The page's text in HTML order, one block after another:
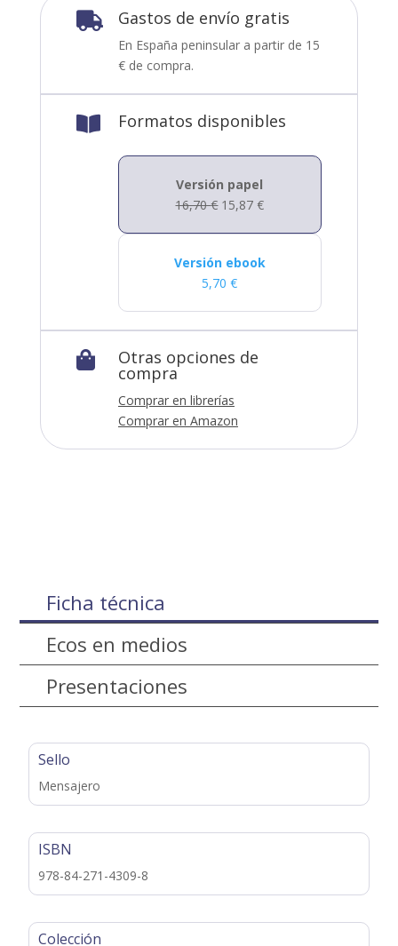
 Gastos de envío gratis
En España peninsular a partir de 15
€ de compra.
 Formatos disponibles
Versión papel
16,70€ 15,87€
Versión ebook
5,70€
 Otras opciones de
compra
Comprar en librerías
Comprar en Amazon
Ficha técnica
Ecos en medios
Presentaciones
Sello
Mensajero
ISBN
978-84-271-4309-8
Colección